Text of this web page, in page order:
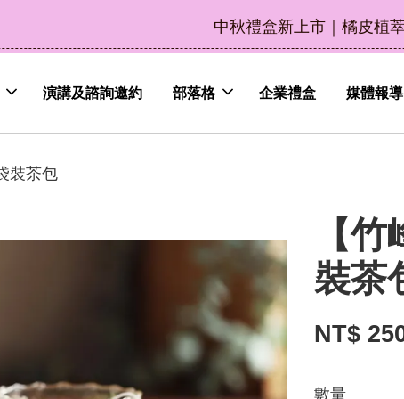
植萃永續好禮，解油去味・送禮自用兩相宜 了解詳情
演講及諮詢邀約 部落格 企業禮盒 媒體報導
裝茶包
【
裝茶
NT$
數量